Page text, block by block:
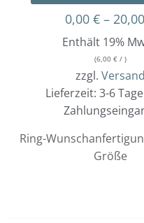
0,00 € – 20,00
Enthält 19%
(6,00 €/ )
zzgl. Versand
Lieferzeit: 3-6
Ring-
Größe